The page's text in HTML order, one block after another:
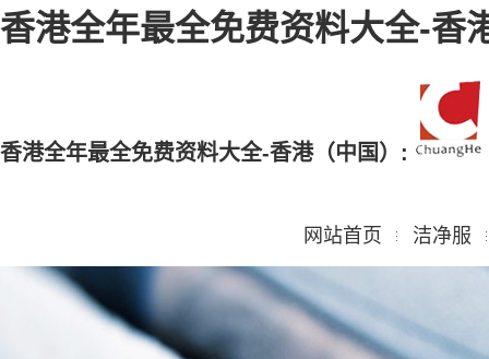
香港全年最全免费资料大全-香
香港全年最全免费资料大全-香港（中国）:
网站首页 洁净服